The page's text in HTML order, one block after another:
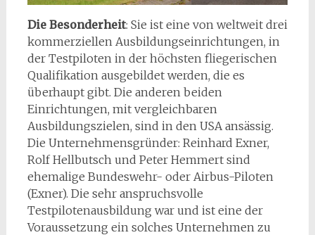
Die Besonderheit: Sie ist eine von weltweit drei
kommerziellen Ausbildungseinrichtungen, in
der Testpiloten in der höchsten fliegerischen
Qualifikation ausgebildet werden, die es
überhaupt gibt. Die anderen beiden
Einrichtungen, mit vergleichbaren
Ausbildungszielen, sind in den USA ansässig.
Die Unternehmensgründer: Reinhard Exner,
Rolf Hellbutsch und Peter Hemmert sind
ehemalige Bundeswehr- oder Airbus-Piloten
(Exner). Die sehr anspruchsvolle
Testpilotenausbildung war und ist eine der
Voraussetzung ein solches Unternehmen zu